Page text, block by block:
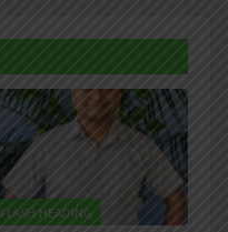
FLASH HEADING